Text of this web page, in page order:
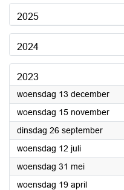
2025
2024
2023
woensdag 13 december2023
woensdag 15 november2023
dinsdag 26 september2023
woensdag 12 juli2023
woensdag 31 mei2023
woensdag 19 april2023